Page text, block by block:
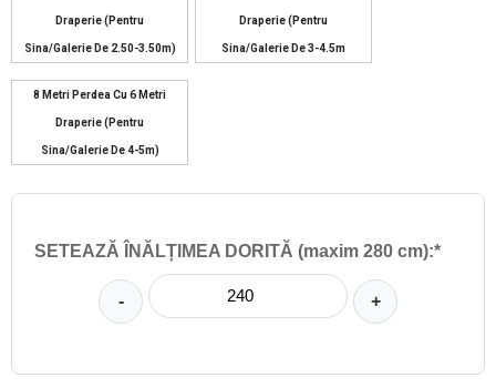
Draperie (pentru
Sina/galerie De 2.50-3.50m)
Draperie (pentru
Sina/galerie De 3-4.5m
8 Metri Perdea Cu 6 Metri
Draperie (pentru
Sina/galerie De 4-5m)
SETEAZĂ ÎNĂLȚIMEA DORITĂ (maxim 280 cm):*
- +